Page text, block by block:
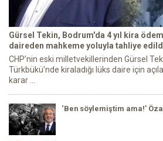
Gürsel Tekin, Bodrum'da 4 yıl kira
daireden mahkeme yoluyla tahliye
CHP’nin eski milletvekillerinden Gürsel
Türkbükü'nde kiraladığı lüks daire için
karar ...
‘Ben söylemiştim ama!’